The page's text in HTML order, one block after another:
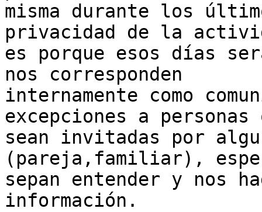
misma durante los
privacidad de la
es porque esos días
nos corresponden
internamente como
excepciones a personas
sean invitadas por
(pareja,familiar),
sepan entender y nos
información.